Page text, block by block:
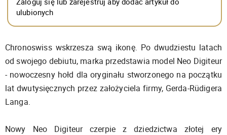
ulubionych
Chronoswiss wskrzesza swą ikonę. Po dwudziestu latach
od swojego debiutu, marka przedstawia model Neo Digiteur
- nowoczesny hołd dla oryginału stworzonego na początku
lat dwutysięcznych przez założyciela firmy, Gerda-Rüdigera
Langa.
Nowy Neo Digiteur czerpie z dziedzictwa złotej ery